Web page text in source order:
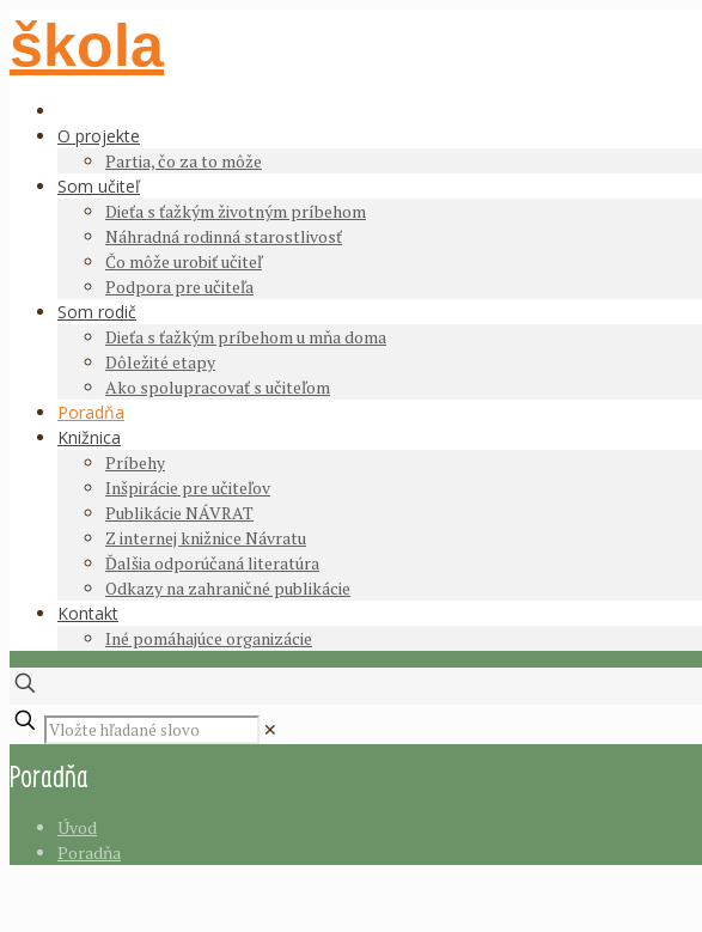
škola
O projekte
Partia, čo za to môže
Som učiteľ
Dieťa s ťažkým životným príbehom
Náhradná rodinná starostlivosť
Čo môže urobiť učiteľ
Podpora pre učiteľa
Som rodič
Dieťa s ťažkým príbehom u mňa doma
Dôležité etapy
Ako spolupracovať s učiteľom
Poradňa
Knižnica
Príbehy
Inšpirácie pre učiteľov
Publikácie NÁVRAT
Z internej knižnice Návratu
Ďalšia odporúčaná literatúra
Odkazy na zahraničné publikácie
Kontakt
Iné pomáhajúce organizácie
✕
Poradňa
Úvod
Poradňa